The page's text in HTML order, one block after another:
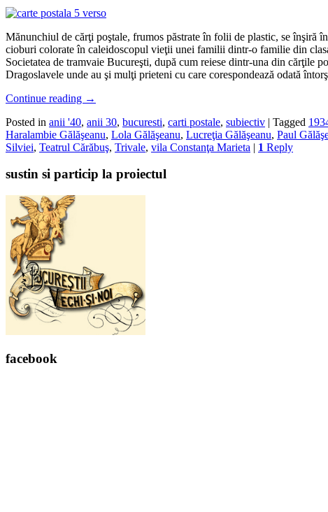
Mănunchiul de cărţi poştale, frumos păstrate în folii de plastic, se înşiră
cioburi colorate în caleidoscopul vieţii unei familii dintr-o familie din
Societatea de tramvaie Bucureşti, după cum reiese dintr-una din cărţile
Dragoslavele unde au şi mulţi prieteni cu care corespondează odată
Continue reading →
Posted in anii '40, anii 30, bucuresti, carti postale, subiectiv | Tagged
Haralambie Gălăşeanu, Lola Gălăşeanu, Lucreţia Gălăşeanu, Paul
Silviei, Teatrul Cărăbuş, Trivale, vila Constanţa Marieta | 1 Reply
sustin si particip la proiectul
facebook